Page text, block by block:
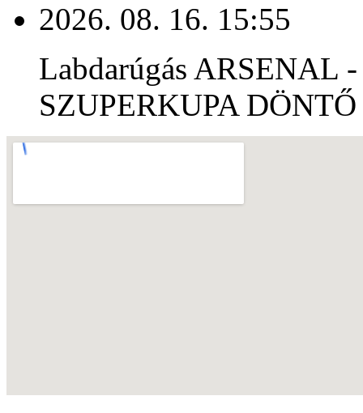
2026. 08. 16. 15:55
Labdarúgás ARSENAL
SZUPERKUPA DÖNTŐ